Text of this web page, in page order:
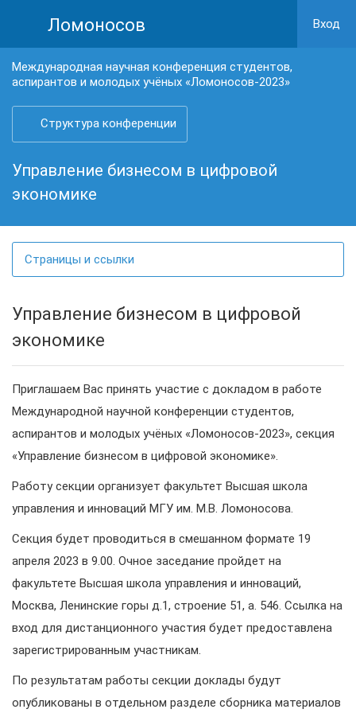
Ломоносов Вход
Международная научная конференция студентов,
аспирантов и молодых учёных «Ломоносов-2023»
Структура конференции
Управление бизнесом в цифровой
экономике
Страницы и ссылки
Управление бизнесом в цифровой
экономике
Приглашаем Вас принять участие с докладом в работе
Международной научной конференции студентов,
аспирантов и молодых учёных «Ломоносов-2023», секция
«Управление бизнесом в цифровой экономике».
Работу секции организует факультет Высшая школа
управления и инноваций МГУ им. М.В. Ломоносова.
Секция будет проводиться в смешанном формате 19
апреля 2023 в 9.00. Очное заседание пройдет на
факультете Высшая школа управления и инноваций,
Москва, Ленинские горы д.1, строение 51, а. 546. Ссылка на
вход для дистанционного участия будет предоставлена
зарегистрированным участникам.
По результатам работы секции доклады будут
опубликованы в отдельном разделе сборника материалов